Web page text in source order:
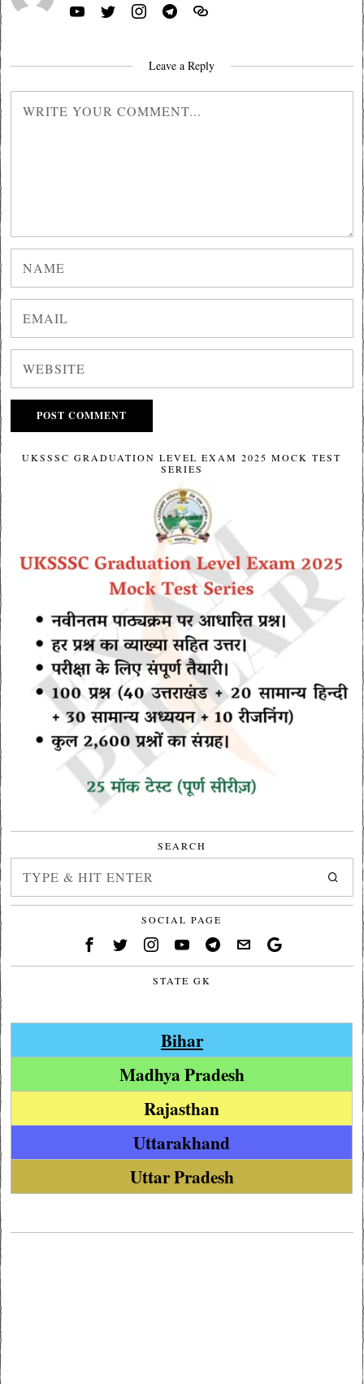
Leave a Reply
UKSSSC GRADUATION LEVEL EXAM 2025 MOCK TEST
SERIES
SEARCH
SOCIAL PAGE
STATE GK
Bihar
Madhya Pradesh
Rajasthan
Uttarakhand
Uttar Pradesh